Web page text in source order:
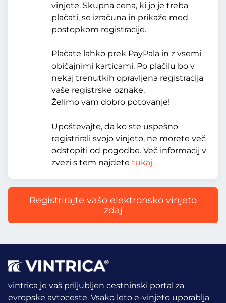
vinjete. Skupna cena, ki jo je treba
plačati, se izračuna in prikaže med
postopkom registracije.
Plačate lahko prek PayPala in z vsemi
običajnimi karticami. Po plačilu bo v
nekaj trenutkih opravljena registracija
vaše registrske oznake.
Želimo vam dobro potovanje!
Upoštevajte, da ko ste uspešno
registrirali svojo vinjeto, ne morete več
odstopiti od pogodbe. Več informacij v
zvezi s tem najdete tukaj.
Registrirajte vašo elektronsko vinjeto
zdaj
vintrica je vaš priljubljen cestninski portal za
evropske avtoceste. Vsako leto e-vinjeto uporablja